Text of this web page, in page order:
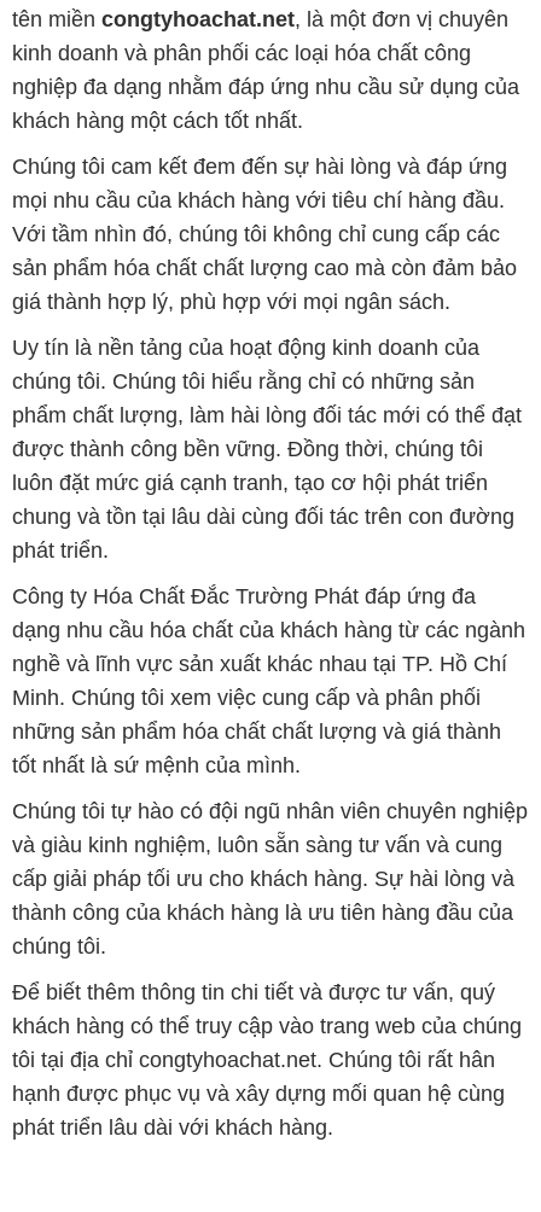
tên miền congtyhoachat.net, là một đơn vị chuyên
kinh doanh và phân phối các loại hóa chất công
nghiệp đa dạng nhằm đáp ứng nhu cầu sử dụng của
khách hàng một cách tốt nhất.
Chúng tôi cam kết đem đến sự hài lòng và đáp ứng
mọi nhu cầu của khách hàng với tiêu chí hàng đầu.
Với tầm nhìn đó, chúng tôi không chỉ cung cấp các
sản phẩm hóa chất chất lượng cao mà còn đảm bảo
giá thành hợp lý, phù hợp với mọi ngân sách.
Uy tín là nền tảng của hoạt động kinh doanh của
chúng tôi. Chúng tôi hiểu rằng chỉ có những sản
phẩm chất lượng, làm hài lòng đối tác mới có thể đạt
được thành công bền vững. Đồng thời, chúng tôi
luôn đặt mức giá cạnh tranh, tạo cơ hội phát triển
chung và tồn tại lâu dài cùng đối tác trên con đường
phát triển.
Công ty Hóa Chất Đắc Trường Phát đáp ứng đa
dạng nhu cầu hóa chất của khách hàng từ các ngành
nghề và lĩnh vực sản xuất khác nhau tại TP. Hồ Chí
Minh. Chúng tôi xem việc cung cấp và phân phối
những sản phẩm hóa chất chất lượng và giá thành
tốt nhất là sứ mệnh của mình.
Chúng tôi tự hào có đội ngũ nhân viên chuyên nghiệp
và giàu kinh nghiệm, luôn sẵn sàng tư vấn và cung
cấp giải pháp tối ưu cho khách hàng. Sự hài lòng và
thành công của khách hàng là ưu tiên hàng đầu của
chúng tôi.
Để biết thêm thông tin chi tiết và được tư vấn, quý
khách hàng có thể truy cập vào trang web của chúng
tôi tại địa chỉ congtyhoachat.net. Chúng tôi rất hân
hạnh được phục vụ và xây dựng mối quan hệ cùng
phát triển lâu dài với khách hàng.